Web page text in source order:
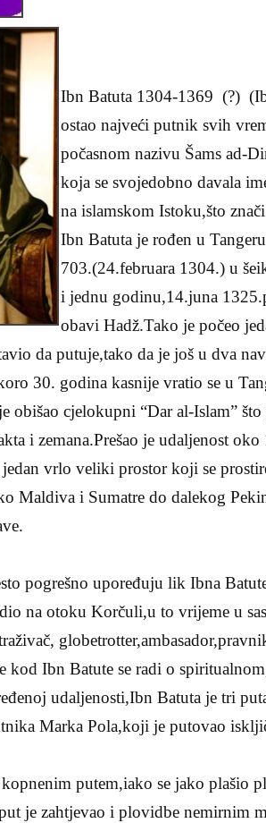
Ibn Batuta 1304-1369 (?)
ostao najveći putnik svih
počasnom nazivu Šams ad-
koja se svojedobno davala
na islamskom Istoku,što
Ibn Batuta je rođen u
703.(24.februara 1304.) u
i jednu godinu,14.juna
obavi Hadž.Tako je počeo
da putuje,tako da je još u dva
30. godina kasnije vratio se u
cjelokupni “Dar al-Islam” što
i zemana.Prešao je udaljenost
vrlo veliki prostor koji se
Maldiva i Sumatre do dalekog
pogrešno upoređuju lik Ibna
na otoku Korčuli,u to vrijeme u
Ibn Batute se radi o
udaljenosti,Ibn Batuta je tri
Marka Pola,koji je putovao
putem,iako se jako plašio
je zahtjevao i plovidbe nemirnim